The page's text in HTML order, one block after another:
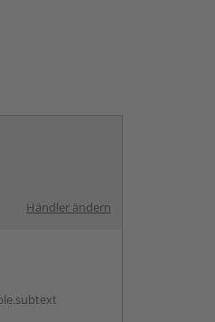
Händler ändern